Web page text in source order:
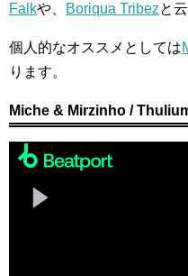
Falkや、 Boriqua Tribezと
個人的なオススメとしては
ります。
Miche & Mirzinho /